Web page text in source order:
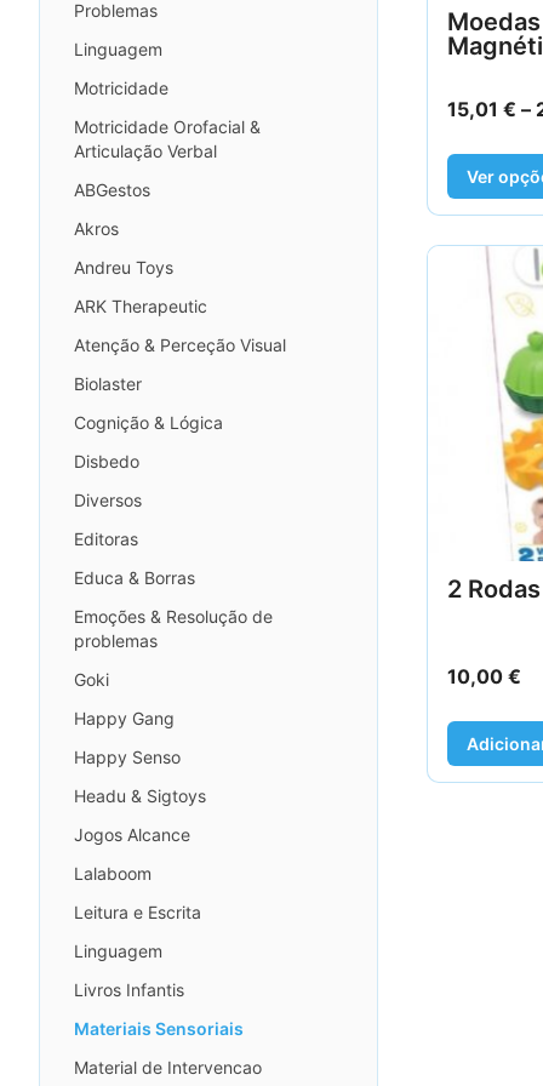
Problemas
Linguagem
Motricidade
Motricidade Orofacial &
Articulação Verbal
ABGestos
Akros
Andreu Toys
ARK Therapeutic
Atenção & Perceção Visual
Biolaster
Cognição & Lógica
Disbedo
Diversos
Editoras
Educa & Borras
Emoções & Resolução de
problemas
Goki
Happy Gang
Happy Senso
Headu & Sigtoys
Jogos Alcance
Lalaboom
Leitura e Escrita
Linguagem
Livros Infantis
Materiais Sensoriais
Material de Intervencao
15,01 € –
Ver
2
10,00 €